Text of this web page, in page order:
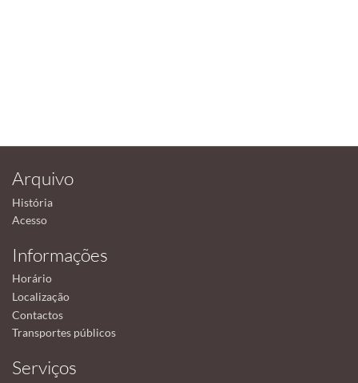
Arquivo
História
Acesso
Informações
Horário
Localização
Contactos
Transportes públicos
Serviços